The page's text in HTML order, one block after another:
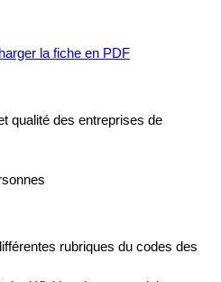
la fiche en PDF
qualité des entreprises de
rubriques du codes des